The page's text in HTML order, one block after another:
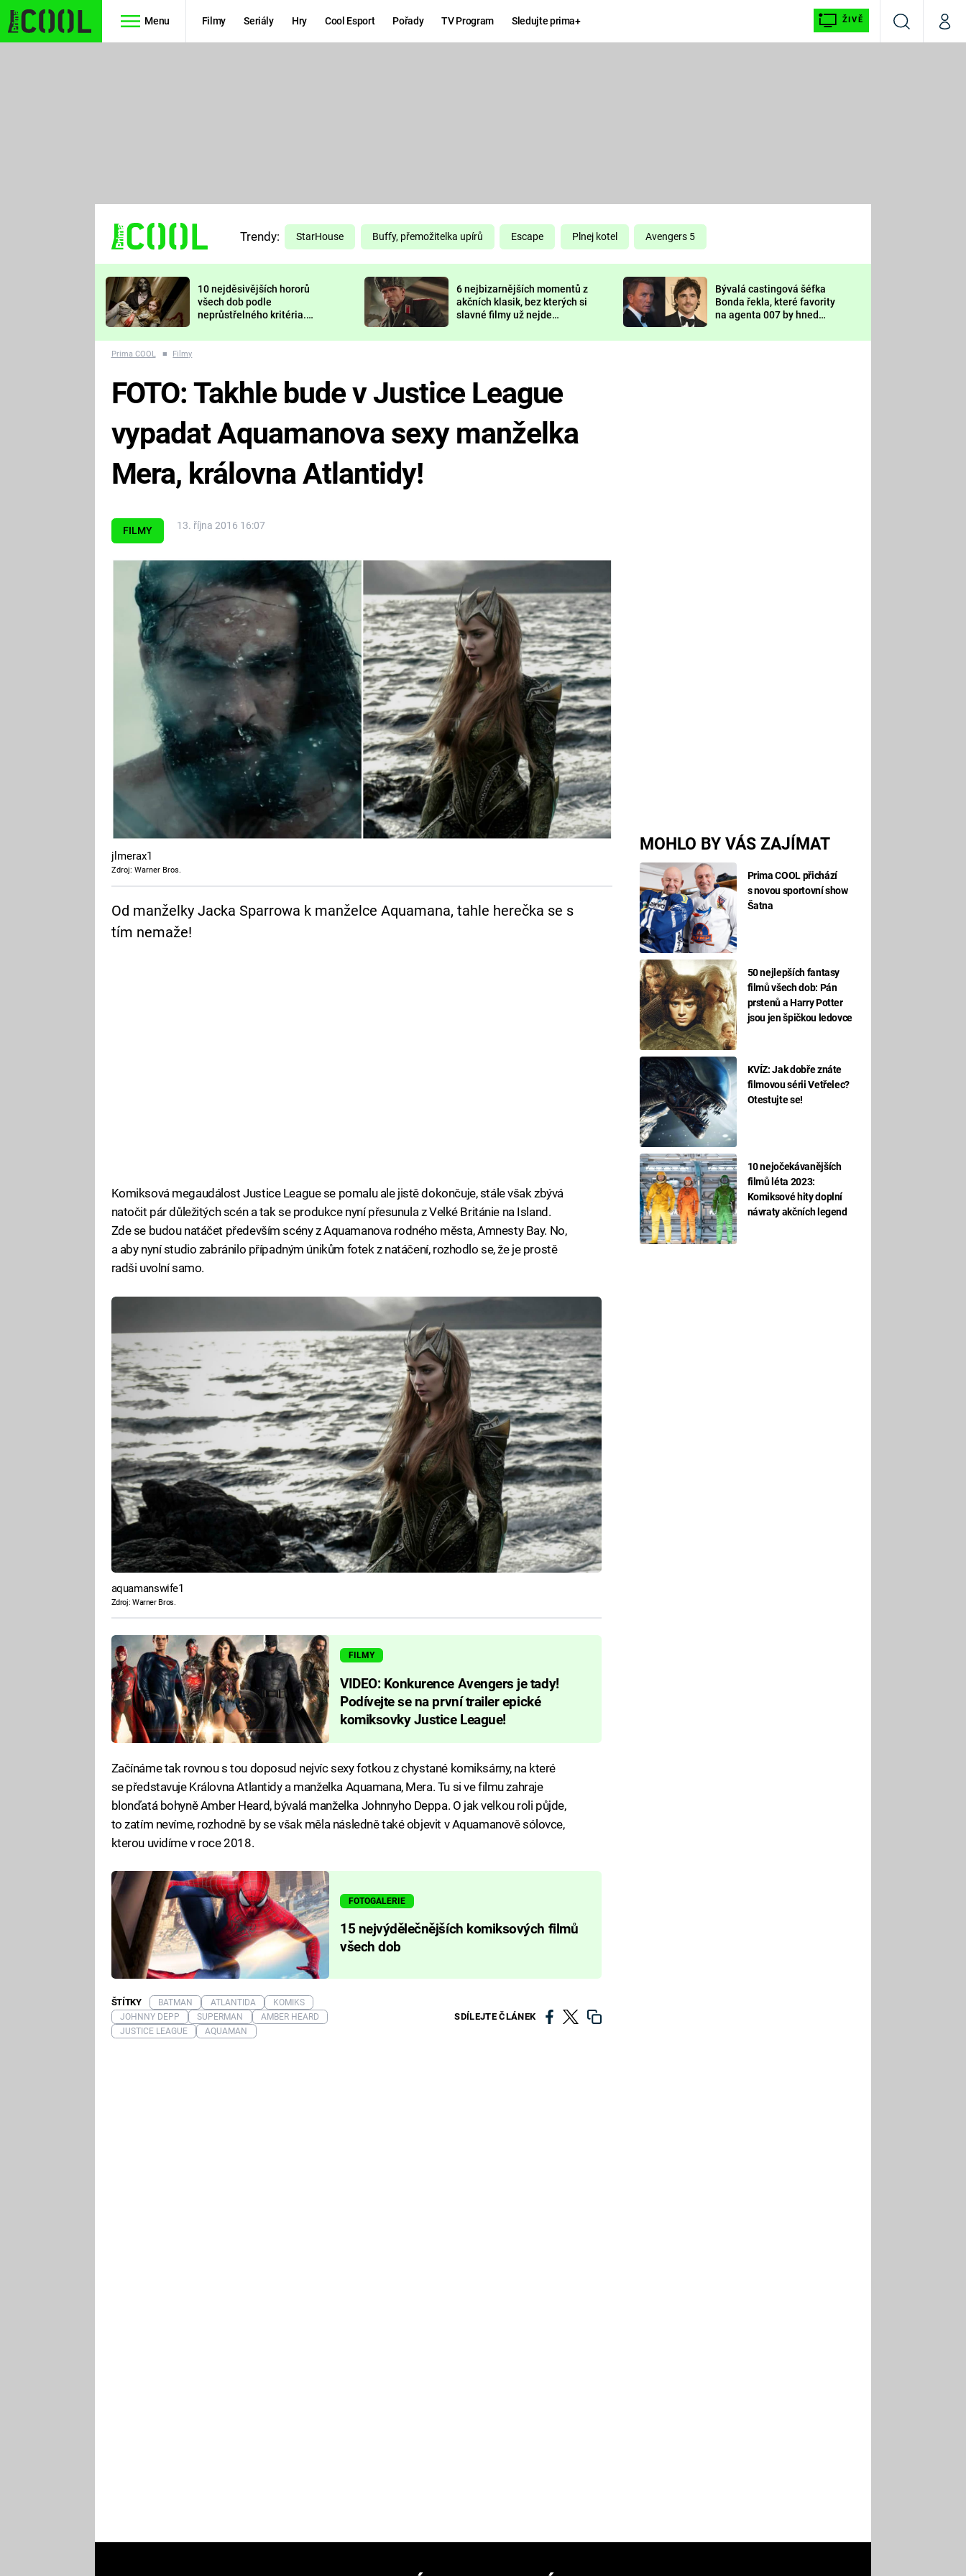
Menu Filmy Seriály Hry Cool Esport Pořady TV Program Sledujte prima+ ŽIVĚ
VyhledáváníMůj
TŘESKU
FUTURAMA
PREDÁTOR
DELIVERANCE
KOMEDIE
CHUCK
NORRIS
DEADPOOL
Prima LAJK
Sledujte nás
Trendy: StarHouse Buffy, přemožitelka upírů Escape Plnej kotel Avengers 5
10 nejděsivějších hororů
všech dob podle
neprůstřelného kritéria.
nejvíc zvednou tep?
6 nejbizarnějších momentů z
akčních klasik, bez kterých si
slavné filmy už nejde
Bývalá castingová šéfka
Bonda řekla, které favority
na agenta 007 by hned
Prima COOL ■ Filmy
FILMY 13. října 2016 16:07
MOHLO BY VÁS ZAJÍMAT
Prima COOL přichází
s novou sportovní show
Šatna
50 nejlepších fantasy
filmů všech dob: Pán
prstenů a Harry Potter
jsou jen špičkou ledovce
KVÍZ: Jak dobře znáte
filmovou sérii Vetřelec?
Otestujte se!
10 nejočekávanějších
filmů léta 2023:
Komiksové hity doplní
návraty akčních legend
FOTO: Takhle bude v Justice League
vypadat Aquamanova sexy manželka
Mera, královna Atlantidy!
jlmerax1
Zdroj: Warner Bros.
Od manželky Jacka Sparrowa k manželce Aquamana, tahle herečka se s
tím nemaže!
Komiksová megaudálost Justice League se pomalu ale jistě dokončuje, stále však zbývá
natočit pár důležitých scén a tak se produkce nyní přesunula z Velké Británie na Island.
Zde se budou natáčet především scény z Aquamanova rodného města, Amnesty Bay. No,
a aby nyní studio zabránilo případným únikům fotek z natáčení, rozhodlo se, že je prostě
radši uvolní samo.
aquamanswife1
Zdroj: Warner Bros.
FILMY
VIDEO: Konkurence Avengers je tady!
Podívejte se na první trailer epické
komiksovky Justice League!
Začínáme tak rovnou s tou doposud nejvíc sexy fotkou z chystané komiksárny, na které
se představuje Královna Atlantidy a manželka Aquamana, Mera. Tu si ve filmu zahraje
blonďatá bohyně Amber Heard, bývalá manželka Johnnyho Deppa. O jak velkou roli půjde,
to zatím nevíme, rozhodně by se však měla následně také objevit v Aquamanově sólovce,
kterou uvidíme v roce 2018.
FOTOGALERIE
15 nejvýdělečnějších komiksových filmů
všech dob
SDÍLEJTE ČLÁNEK
ŠTÍTKY BATMAN ATLANTIDA
KOMIKS
JOHNNY DEPP
SUPERMAN
AMBER HEARD
JUSTICE LEAGUE
AQUAMAN